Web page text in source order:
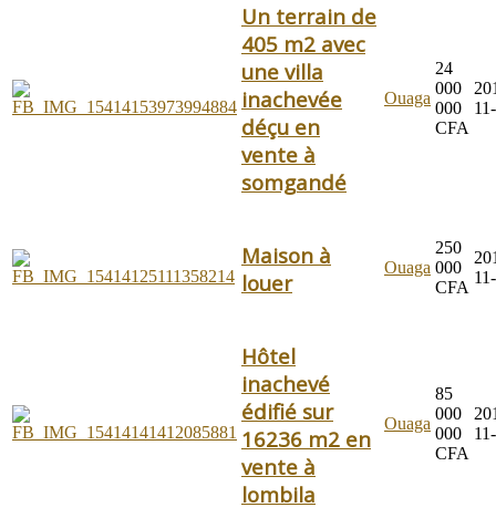
Un terrain de
405 m2 avec
une villa
inachevée
déçu en
vente à
somgandé
Ouaga
24
000
000
CFA
Maison à
louer
Ouaga
250
000
CFA
Hôtel
inachevé
édifié sur
16236 m2 en
vente à
lombila
Ouaga
85
000
000
CFA